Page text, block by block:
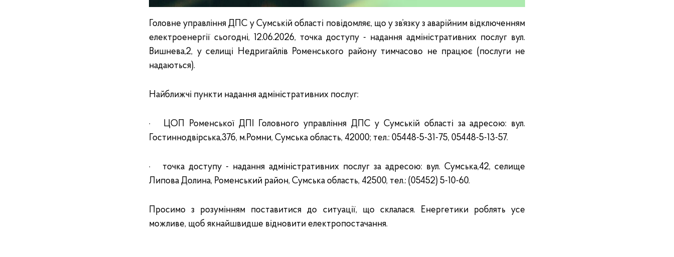
Головне управління ДПС у Сумській області повідомляє, що у зв’язку з аварійним відключенням
електроенергії сьогодні, 12.06.2026, точка доступу - надання адміністративних послуг вул.
Вишнева,2, у селищі Недригайлів Роменського району тимчасово не працює (послуги не
надаються).
Найближчі пункти надання адміністративних послуг:
· ЦОП Роменської ДПІ Головного управління ДПС у Сумській області за адресою: вул.
Гостиннодвірська,37б, м.Ромни, Сумська область, 42000; тел.: 05448-5-31-75, 05448-5-13-57.
· точка доступу - надання адміністративних послуг за адресою: вул. Сумська,42, селище
Липова Долина, Роменський район, Сумська область, 42500, тел.: (05452) 5-10-60.
Просимо з розумінням поставитися до ситуації, що склалася. Енергетики роблять усе
можливе, щоб якнайшвидше відновити електропостачання.